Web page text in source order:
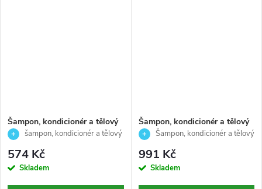
Šampon, kondicionér a tělový
mycí gel pro muže- čistí a
3V1 RELAXING -American
crew-450ml
šampon, kondicionér a tělový
574 Kč
Skladem
Šampon, kondicionér a tělový
mycí gel pro muže- čistí a
3V1 RELAXING -American
crew-1000ml
Šampon, kondicionér a tělový
991 Kč
Skladem